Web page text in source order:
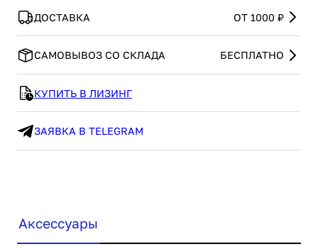
ДОСТАВКА ОТ 1000 ₽
САМОВЫВОЗ СО СКЛАДА БЕСПЛАТНО
КУПИТЬ В ЛИЗИНГ
ЗАЯВКА В TELEGRAM
Аксессуары